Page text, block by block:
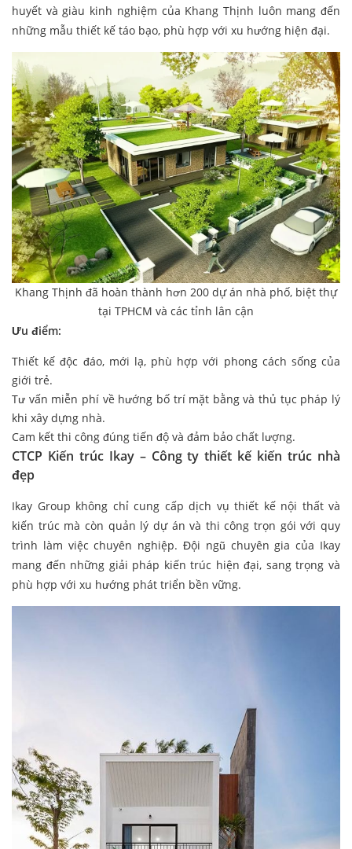
huyết và giàu kinh nghiệm của Khang Thịnh luôn mang đến
những mẫu thiết kế táo bạo, phù hợp với xu hướng hiện đại.
Khang Thịnh đã hoàn thành hơn 200 dự án nhà phố, biệt thự
tại TPHCM và các tỉnh lân cận
Ưu điểm:
Thiết kế độc đáo, mới lạ, phù hợp với phong cách sống của
giới trẻ.
Tư vấn miễn phí về hướng bố trí mặt bằng và thủ tục pháp lý
khi xây dựng nhà.
Cam kết thi công đúng tiến độ và đảm bảo chất lượng.
CTCP Kiến trúc Ikay – Công ty thiết kế kiến trúc nhà
đẹp
Ikay Group không chỉ cung cấp dịch vụ thiết kế nội thất và
kiến trúc mà còn quản lý dự án và thi công trọn gói với quy
trình làm việc chuyên nghiệp. Đội ngũ chuyên gia của Ikay
mang đến những giải pháp kiến trúc hiện đại, sang trọng và
phù hợp với xu hướng phát triển bền vững.